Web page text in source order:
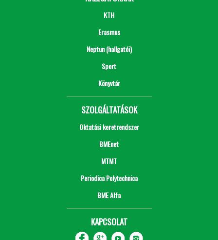
KTH
Erasmus
Neptun (hallgatói)
Sport
Könyvtár
SZOLGÁLTATÁSOK
Oktatási keretrendszer
BMEnet
MTMT
Periodica Polytechnica
BME Alfa
KAPCSOLAT